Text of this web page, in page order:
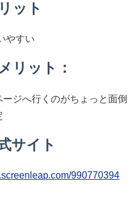
ット
やすい
リット：
ージへ行くのがちょっと面
サイト
990770394